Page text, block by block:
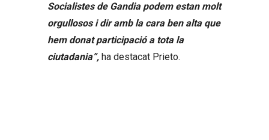
Socialistes de Gandia podem estan molt
orgullosos i dir amb la cara ben alta que
hem donat participació a tota la
ciutadania”, ha destacat Prieto.